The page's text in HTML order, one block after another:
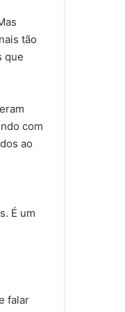
tão
que
com
ao
É um
falar